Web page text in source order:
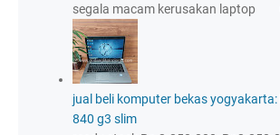
segala macam kerusakan laptop
jual beli komputer bekas
840 g3 slim